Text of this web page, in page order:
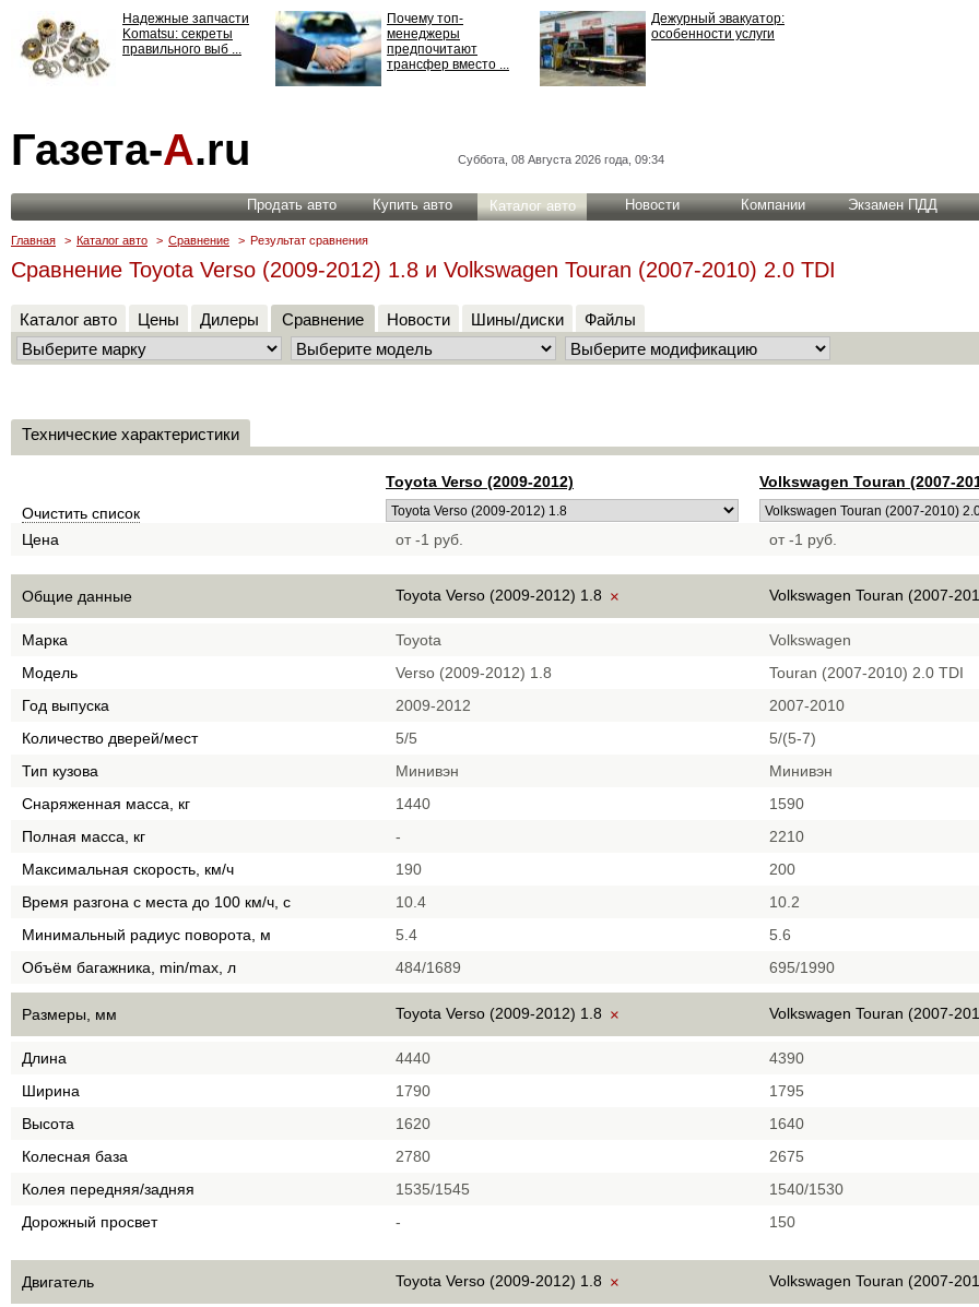
Надежные запчасти
Komatsu: секреты
правильного выб ...
Почему топ-
менеджеры
предпочитают
трансфер вместо ...
Дежурный эвакуатор:
особенности услуги
ответственности: все,
что нужно знать ...
Газета-А.ru Суббота, 08 Августа 2026 года, 09:34
Продать авто Купить авто Каталог авто Новости Компании Экзамен ПДД
Главная > Каталог авто > Сравнение > Результат сравнения
Сравнение Toyota Verso (2009-2012) 1.8 и Volkswagen Touran (2007-2010) 2.0 TDI
Каталог авто Цены Дилеры Сравнение Новости Шины/диски Файлы
Технические характеристики
Очистить список
Toyota Verso (2009-2012) Volkswagen Touran (2007-
Цена от -1 руб. от -1 руб.
Общие данные Toyota Verso (2009-2012) 1.8 × Volkswagen Touran (2007-
Марка Toyota
Volkswagen
Модель
Verso (2009-2012) 1.8
Touran (2007-2010) 2.0 TDI
Год выпуска
2009-2012
2007-2010
Количество дверей/мест
5/5
5/(5-7)
Тип кузова
Минивэн
Минивэн
Снаряженная масса, кг
1440
1590
Полная масса, кг
-
2210
Максимальная скорость, км/ч
190
200
Время разгона с места до 100 км/ч, с
10.4
10.2
Минимальный радиус поворота, м
5.4
5.6
Объём багажника, min/max, л
484/1689 695/1990
Размеры, мм Toyota Verso (2009-2012) 1.8 × Volkswagen Touran (2007-
Длина 4440
4390
Ширина
1790
1795
Высота
1620
1640
Колесная база
2780
2675
Колея передняя/задняя
1535/1545
1540/1530
Дорожный просвет
- 150
Двигатель Toyota Verso (2009-2012) 1.8 × Volkswagen Touran (2007-